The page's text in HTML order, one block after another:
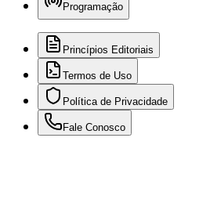
Programação
Princípios Editoriais
Termos de Uso
Política de Privacidade
Fale Conosco